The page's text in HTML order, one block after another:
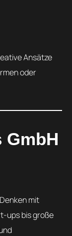
Ansätze
oder
GmbH
mit
ups bis große